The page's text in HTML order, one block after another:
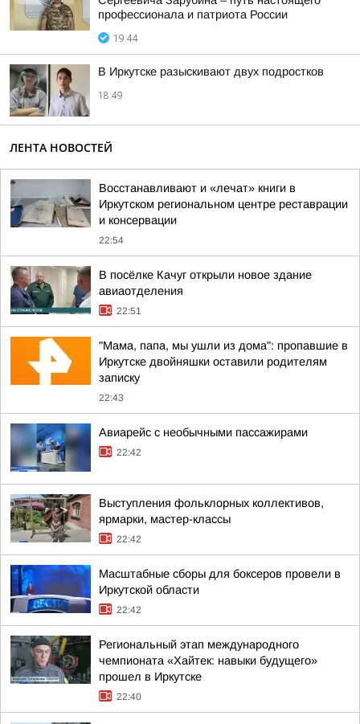
профессионала и патриота России
19:44
В Иркутске разыскивают двух подростков
18:49
ЛЕНТА НОВОСТЕЙ
Восстанавливают и «лечат» книги в
Иркутском региональном центре реставрации
и консервации
22:54
В посёлке Качуг открыли новое здание
авиаотделения
22:51
"Мама, папа, мы ушли из дома": пропавшие в
Иркутске двойняшки оставили родителям
записку
22:43
Авиарейс с необычными пассажирами
22:42
Выступления фольклорных коллективов,
ярмарки, мастер-классы
22:42
Масштабные сборы для боксеров провели в
Иркутской области
22:42
Региональный этап международного
чемпионата «Хайтек: навыки будущего»
прошел в Иркутске
22:40